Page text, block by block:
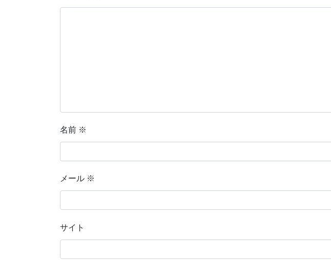
名前 ※
メール ※
サイト